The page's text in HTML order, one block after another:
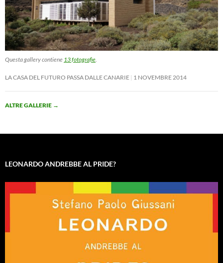
Questa gallery contiene 13 fotografie.
LA CASA DEL FUTURO PASSA DALLE CANARIE 1 NOVEMBRE 2014
ALTRE GALLERIE →
LEONARDO ANDREBBE AL PRIDE?